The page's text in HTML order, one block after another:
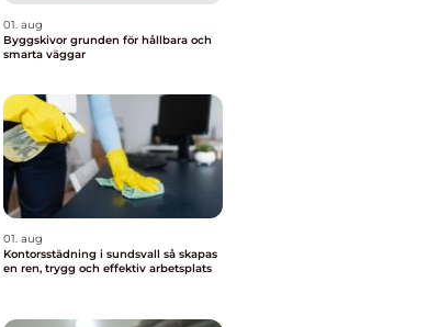
01. aug
Byggskivor grunden för hållbara och
smarta väggar
01. aug
Kontorsstädning i sundsvall så skapas
en ren, trygg och effektiv arbetsplats